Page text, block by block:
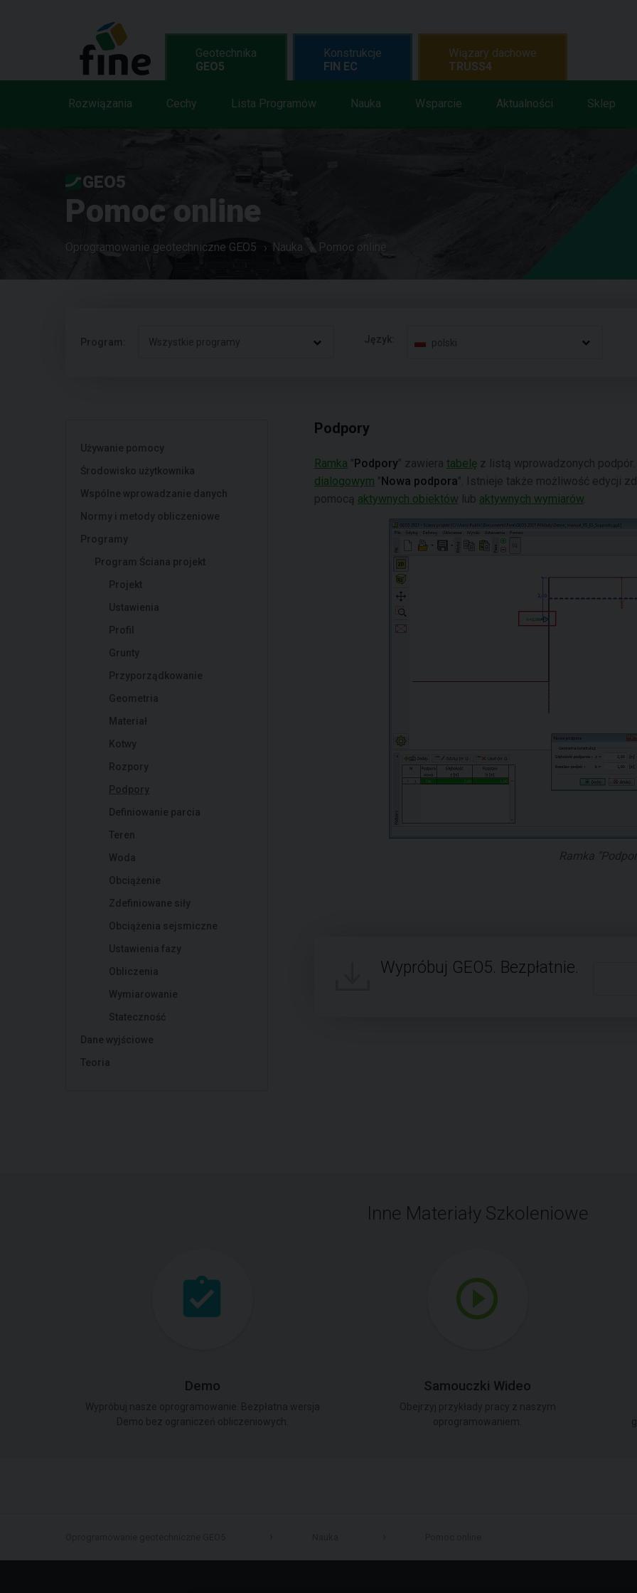
Geotechnika
GEO5
Rozwiązania Cechy Lista Programów Nauka Wsparcie Aktualności Sklep
Konstrukcje
FIN EC
Wiązary dachowe
TRUSS4
GEO5
Pomoc online
Oprogramowanie geotechniczne GEO5 Nauka Pomoc online
Program: Wszystkie programy Język: polski
Używanie pomocy
Środowisko użytkownika
Wspólne wprowadzanie danych
Normy i metody obliczeniowe
Programy
Program Ściana projekt
Projekt
Ustawienia
Profil
Grunty
Przyporządkowanie
Geometria
Materiał
Kotwy
Rozpory
Podpory
Definiowanie parcia
Teren
Woda
Obciążenie
Zdefiniowane siły
Obciążenia sejsmiczne
Ustawienia fazy
Obliczenia
Wymiarowanie
Stateczność
Dane wyjściowe
Teoria
Podpory
Ramka "Podpory" zawiera tabelę z listą wprowadzonych podpór.
dialogowym "Nowa podpora". Istnieje także możliwość edycji
pomocą aktywnych obiektów lub aktywnych wymiarów
Ramka
Wypróbuj GEO5. Bezpłatnie.
Inne Materiały Szkoleniowe
Demo Samouczki Wideo